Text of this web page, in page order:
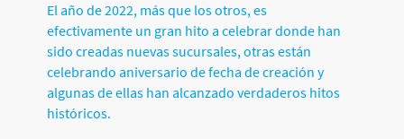
El año de 2022, más que los otros, es
efectivamente un gran hito a celebrar donde han
sido creadas nuevas sucursales, otras están
celebrando aniversario de fecha de creación y
algunas de ellas han alcanzado verdaderos hitos
históricos.